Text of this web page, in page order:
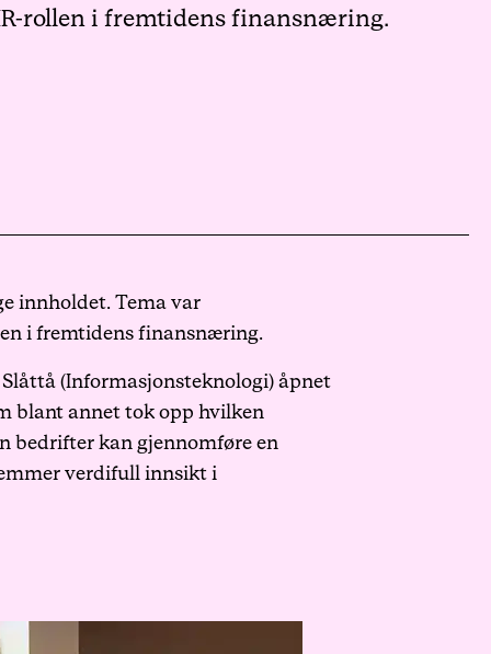
rollen i fremtidens finansnæring.
innholdet. Tema var
i fremtidens finansnæring.
(Informasjonsteknologi) åpnet
blant annet tok opp hvilken
bedrifter kan gjennomføre en
verdifull innsikt i